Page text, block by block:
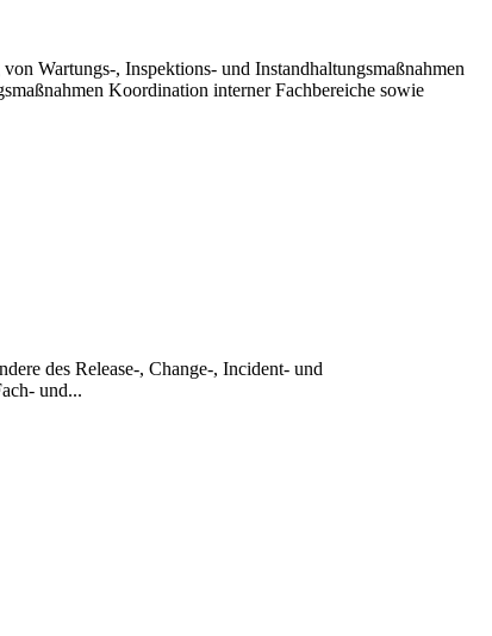
Wartungs-, Inspektions- und Instandhaltungsmaßnahmen
Koordination interner Fachbereiche sowie
des Release-, Change-, Incident- und
und...